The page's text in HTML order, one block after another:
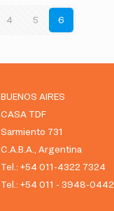
4 5 6
BUENOS AIRES
CASA TDF
Sarmiento 731
C.A.B.A., Argentina
Tel.: +54 011-4322 7324
Tel.: +54 011 - 3948-0442